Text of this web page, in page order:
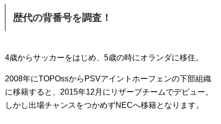
歴代の背番号を調査！
4歳からサッカーをはじめ、5歳の時にオランダに移住。
2008年にTOPOssからPSVアイントホーフェンの下部組織
に移籍すると、2015年12月にリザーブチームでデビュー。
しかし出場チャンスをつかめずNECへ移籍となります。